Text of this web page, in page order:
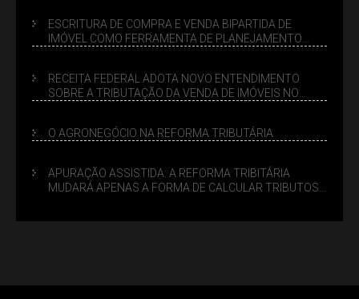
ESCRITURA DE COMPRA E VENDA BIPARTIDA DE
IMÓVEL COMO FERRAMENTA DE PLANEJAMENTO
RECEITA FEDERAL ADOTA NOVO ENTENDIMENTO
SOBRE A TRIBUTAÇÃO DA VENDA DE IMÓVEIS NO
O AGRONEGÓCIO NA REFORMA TRIBUTÁRIA
APURAÇÃO ASSISTIDA: A REFORMA TRIBITÁRIA
MUDARÁ APENAS A FORMA DE CALCULAR TRIBUTOS